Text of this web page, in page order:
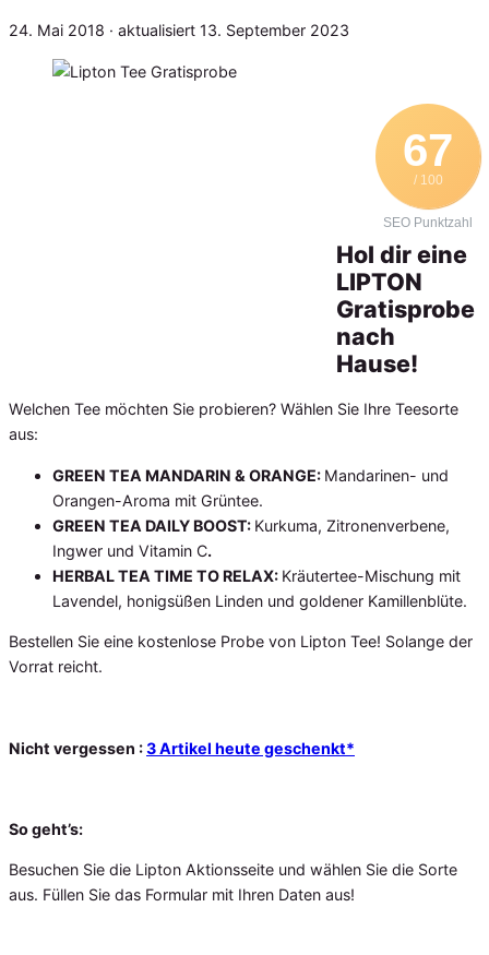
Veröffentlicht
24. Mai 2018 · aktualisiert 13. September 2023
67
/ 100
SEO Punktzahl
Hol dir eine
LIPTON
Gratisprobe
nach
Hause!
Welchen Tee möchten Sie probieren? Wählen Sie Ihre Teesorte
aus:
GREEN TEA MANDARIN & ORANGE: Mandarinen- und
Orangen-Aroma mit Grüntee.
GREEN TEA DAILY BOOST: Kurkuma, Zitronenverbene,
Ingwer und Vitamin C.
HERBAL TEA TIME TO RELAX: Kräutertee-Mischung mit
Lavendel, honigsüßen Linden und goldener Kamillenblüte.
Bestellen Sie eine kostenlose Probe von Lipton Tee! Solange der
Vorrat reicht.
Nicht vergessen :3 Artikel heute geschenkt*
So geht’s:
Besuchen Sie die Lipton Aktionsseite und wählen Sie die Sorte
aus. Füllen Sie das Formular mit Ihren Daten aus!